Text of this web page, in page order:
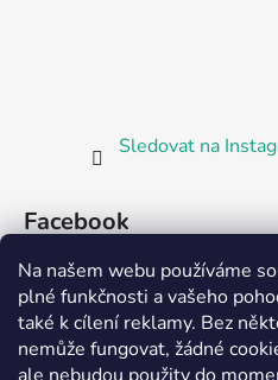
Na našem webu používáme
plné funkčnosti a vašeho
také k cílení reklamy. Bez
nemůže fungovat, žádné
Sledovat na
Facebook